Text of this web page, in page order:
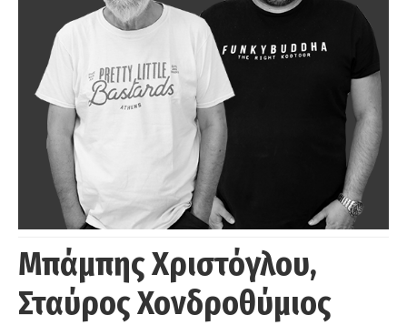
Μπάμπης Χριστόγλου,
Σταύρος Χονδροθύμιος